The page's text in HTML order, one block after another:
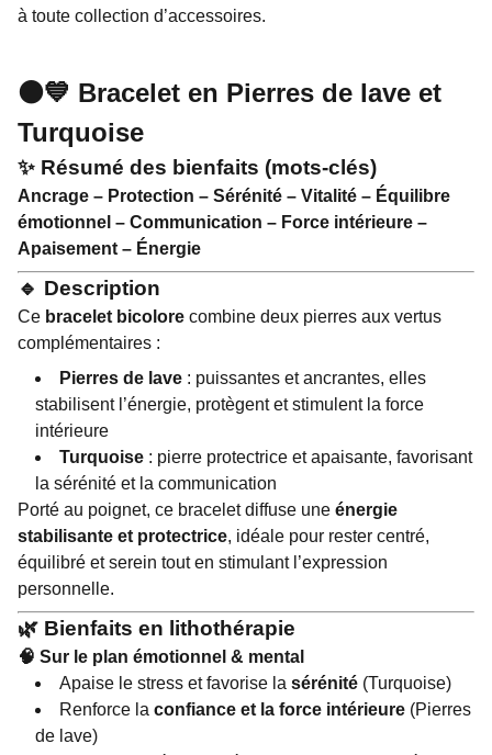
à toute collection d’accessoires.
⚫💙 Bracelet en Pierres de lave et
Turquoise
✨ Résumé des bienfaits (mots-clés)
Ancrage – Protection – Sérénité – Vitalité – Équilibre
émotionnel – Communication – Force intérieure –
Apaisement – Énergie
🔹 Description
Ce bracelet bicolore combine deux pierres aux vertus
complémentaires :
Pierres de lave : puissantes et ancrantes, elles
stabilisent l’énergie, protègent et stimulent la force
intérieure
Turquoise : pierre protectrice et apaisante, favorisant
la sérénité et la communication
Porté au poignet, ce bracelet diffuse une énergie
stabilisante et protectrice, idéale pour rester centré,
équilibré et serein tout en stimulant l’expression
personnelle.
🌿 Bienfaits en lithothérapie
🧠 Sur le plan émotionnel & mental
Apaise le stress et favorise la sérénité (Turquoise)
Renforce la confiance et la force intérieure (Pierres
de lave)